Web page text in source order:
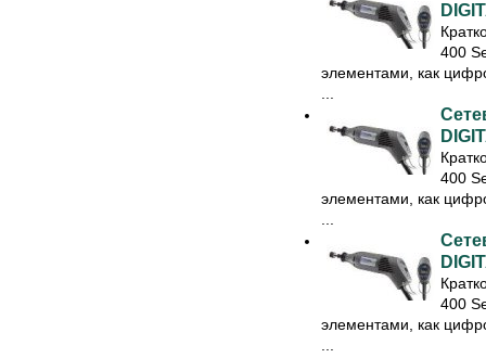
400
элементами, как
...
400
элементами, как
...
400
элементами, как
...